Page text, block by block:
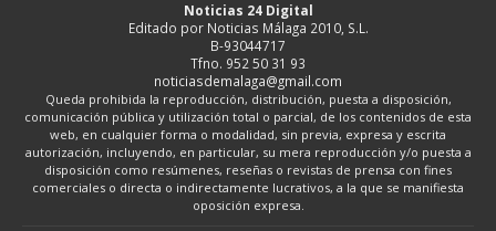
Noticias 24 Digital
Editado por Noticias Málaga 2010, S.L.
B-93044717
Tfno. 952 50 31 93
noticiasdemalaga@gmail.com
Queda prohibida la reproducción, distribución, puesta a disposición,
comunicación pública y utilización total o parcial, de los contenidos de esta
web, en cualquier forma o modalidad, sin previa, expresa y escrita
autorización, incluyendo, en particular, su mera reproducción y/o puesta a
disposición como resúmenes, reseñas o revistas de prensa con fines
comerciales o directa o indirectamente lucrativos, a la que se manifiesta
oposición expresa.